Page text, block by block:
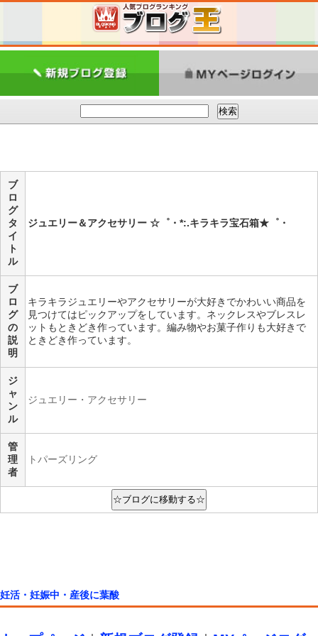
ブ
ロ
グ
タ
イ
ト
ル
ジュエリー＆アクセサリー ☆゜・*:.キラキラ宝石箱★゜・
ブ
ロ
グ
の
説
明
キラキラジュエリーやアクセサリーが大好きでかわいい商品を
見つけてはピックアップをしています。ネックレスやブレスレ
ットもときどき作っています。編み物やお菓子作りも大好きで
ときどき作っています。
ジ
ャ
ン
ル
ジュエリー・アクセサリー
管
理
者
トパーズリング
妊活・妊娠中・産後に葉酸